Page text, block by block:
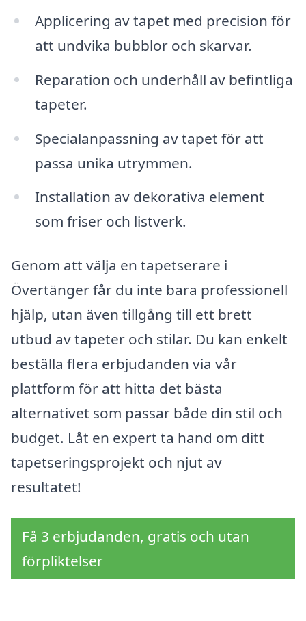
Applicering av tapet med precision för
att undvika bubblor och skarvar.
Reparation och underhåll av befintliga
tapeter.
Specialanpassning av tapet för att
passa unika utrymmen.
Installation av dekorativa element
som friser och listverk.
Genom att välja en tapetserare i
Övertänger får du inte bara professionell
hjälp, utan även tillgång till ett brett
utbud av tapeter och stilar. Du kan enkelt
beställa flera erbjudanden via vår
plattform för att hitta det bästa
alternativet som passar både din stil och
budget. Låt en expert ta hand om ditt
tapetseringsprojekt och njut av
resultatet!
Få 3 erbjudanden, gratis och utan
förpliktelser